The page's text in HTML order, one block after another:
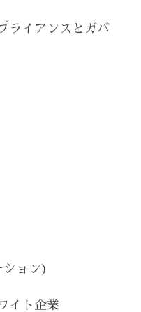
ライアンスとガバ
ション)
イト企業